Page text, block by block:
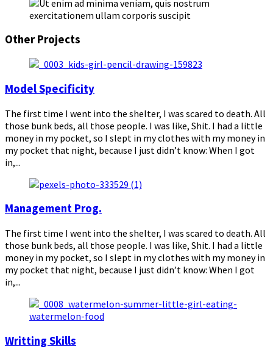
Other Projects
Model Specificity
The first time I went into the shelter, I was scared to death. All
those bunk beds, all those people. I was like, Shit. I had a little
money in my pocket, so I slept in my clothes with my money in
my pocket that night, because I just didn’t know: When I got
in,...
Management Prog.
The first time I went into the shelter, I was scared to death. All
those bunk beds, all those people. I was like, Shit. I had a little
money in my pocket, so I slept in my clothes with my money in
my pocket that night, because I just didn’t know: When I got
in,...
Writting Skills